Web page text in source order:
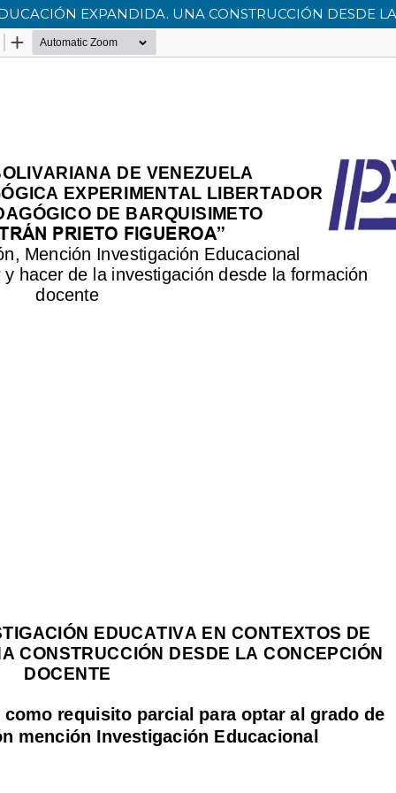
EXPANDIDA. UNA CONSTRUCCIÓN DESDE